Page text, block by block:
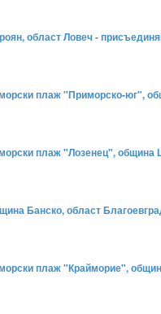
област Ловеч -
плаж "Приморско-юг",
плаж "Лозенец", община
Банско, област
плаж "Крайморие",